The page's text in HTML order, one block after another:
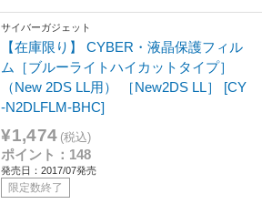
サイバーガジェット
【在庫限り】 CYBER・液晶保護フィル
ム［ブルーライトハイカットタイプ］
（New 2DS LL用） ［New2DS LL］ [CY
-N2DLFLM-BHC]
¥1,474 (税込)
ポイント：148
発売日：2017/07発売
限定数終了